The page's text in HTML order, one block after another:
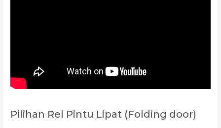
Pilihan Rel Pintu Lipat (Folding door)